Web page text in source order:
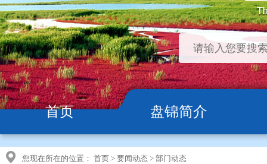
首页 盘锦简介
您现在所在的位置： 首页 > 要闻动态 > 部门动态